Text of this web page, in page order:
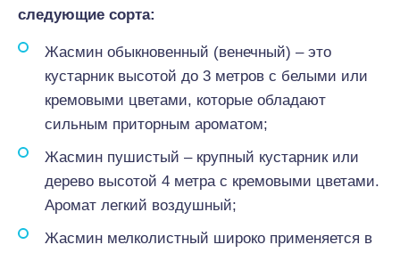
следующие сорта:
Жасмин обыкновенный (венечный) – это
кустарник высотой до 3 метров с белыми или
кремовыми цветами, которые обладают
сильным приторным ароматом;
Жасмин пушистый – крупный кустарник или
дерево высотой 4 метра с кремовыми цветами.
Аромат легкий воздушный;
Жасмин мелколистный широко применяется в